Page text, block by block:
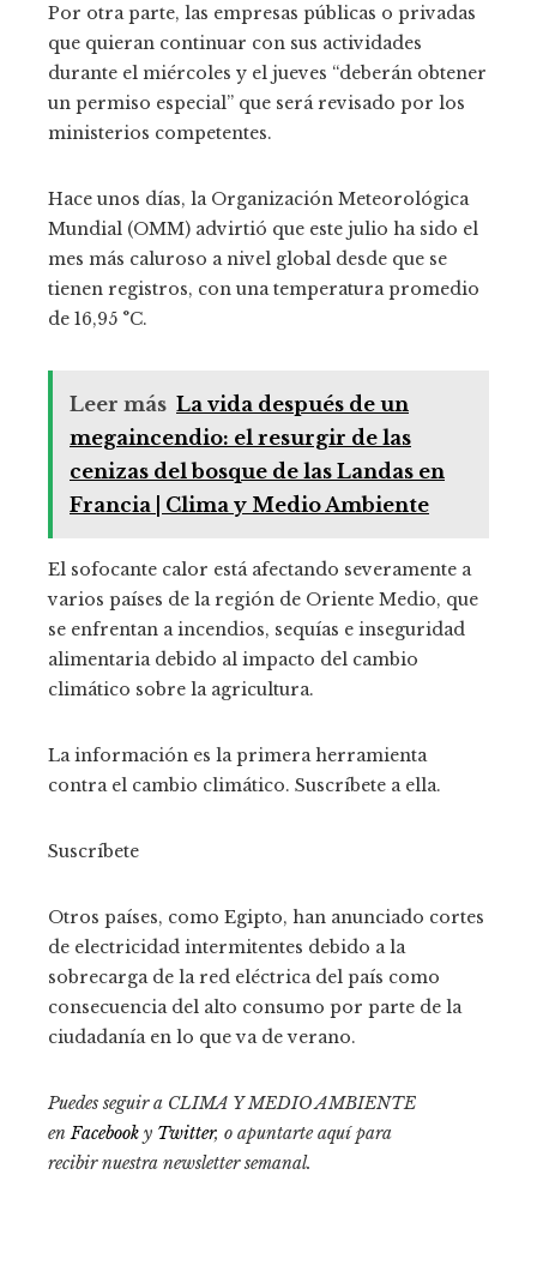
Por otra parte, las empresas públicas o privadas
que quieran continuar con sus actividades
durante el miércoles y el jueves “deberán obtener
un permiso especial” que será revisado por los
ministerios competentes.
Hace unos días, la Organización Meteorológica
Mundial (OMM) advirtió que este julio ha sido el
mes más caluroso a nivel global desde que se
tienen registros, con una temperatura promedio
de 16,95 °C.
Leer más La vida después de un
megaincendio: el resurgir de las
cenizas del bosque de las Landas en
Francia | Clima y Medio Ambiente
El sofocante calor está afectando severamente a
varios países de la región de Oriente Medio, que
se enfrentan a incendios, sequías e inseguridad
alimentaria debido al impacto del cambio
climático sobre la agricultura.
La información es la primera herramienta
contra el cambio climático. Suscríbete a ella.
Suscríbete
Otros países, como Egipto, han anunciado cortes
de electricidad intermitentes debido a la
sobrecarga de la red eléctrica del país como
consecuencia del alto consumo por parte de la
ciudadanía en lo que va de verano.
Puedes seguir a CLIMA Y MEDIO AMBIENTE
enFacebook y Twitter, o apuntarte aquí para
recibirnuestra newsletter semanal.